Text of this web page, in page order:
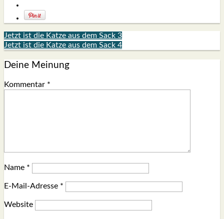
Jetzt ist die Katze aus dem Sack 3
Jetzt ist die Katze aus dem Sack 4
Deine Meinung
Kommentar *
Name *
E-Mail-Adresse *
Website